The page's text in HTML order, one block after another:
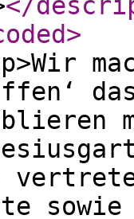
>
sowie